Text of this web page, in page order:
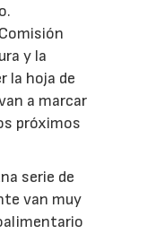
y la
la hoja de
a marcar
próximos
serie de
van muy